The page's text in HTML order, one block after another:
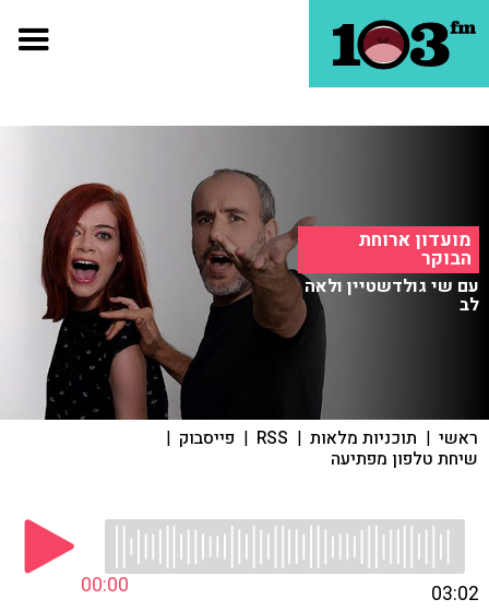
מועדון ארוחת
הבוקר
עם שי גולדשטיין ולאה
לב
ראשי | תוכניות מלאות |
RSS
| פייסבוק |
שיחת טלפון מפתיעה
00:00 03:02